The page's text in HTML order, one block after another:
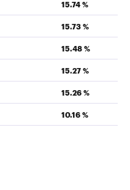
15.74 %
15.73 %
15.48 %
15.27 %
15.26 %
10.16 %